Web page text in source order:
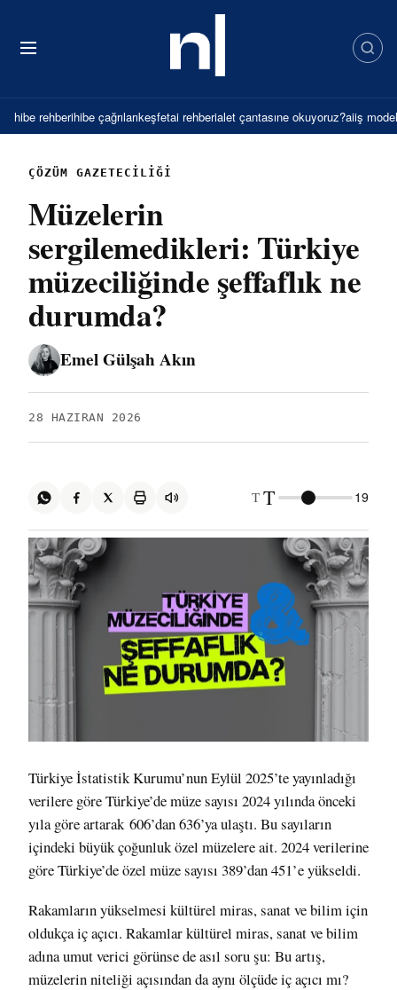
hibe rehberihibe çağrılarıkeşfetai rehberialet çantasıne okuyoruz?aiiş
ÇÖZÜM GAZETECILIĞI
Müzelerin
sergilemedikleri: Türkiye
müzeciliğinde şeffaflık ne
durumda?
Emel Gülşah Akın
28 HAZIRAN 2026
T T 19
Türkiye İstatistik Kurumu’nun Eylül 2025’te yayınladığı
verilere göre Türkiye’de müze sayısı 2024 yılında önceki
yıla göre artarak 606’dan 636’ya ulaştı. Bu sayıların
içindeki büyük çoğunluk özel müzelere ait. 2024 verilerine
göre Türkiye’de özel müze sayısı 389’dan 451’e yükseldi.
Rakamların yükselmesi kültürel miras, sanat ve bilim için
oldukça iç açıcı. Rakamlar kültürel miras, sanat ve bilim
adına umut verici görünse de asıl soru şu: Bu artış,
müzelerin niteliği açısından da aynı ölçüde iç açıcı mı?